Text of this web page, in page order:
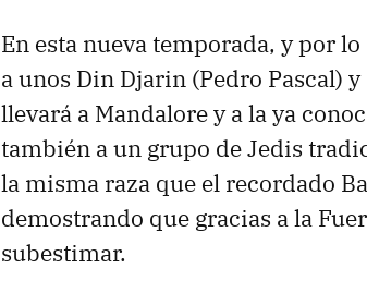
En esta nueva temporada, y por
a unos Din Djarin (Pedro Pascal)
llevará a Mandalore y a la ya
también a un grupo de Jedis
la misma raza que el recordado
demostrando que gracias a la
subestimar.